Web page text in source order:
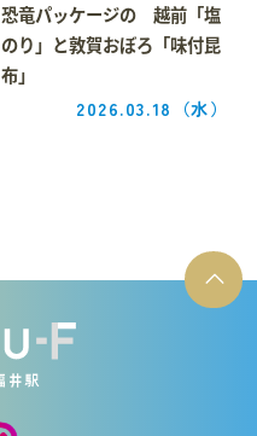
恐竜パッケージの 越前「塩
のり」と敦賀おぼろ「味付昆
布」
2026.03.18
（水）